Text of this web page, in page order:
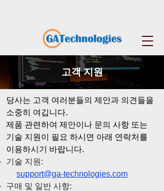
​고객 지원
​당사는 고객 여러분들의 제안과 의견들을
소중히 여깁니다.
제품 관련하여 제안이나 문의 사항 또는
기술 지원이 필요 하시면 아래 연락처를
이용하시기 바랍니다.
기술 지원:
support@ga-technologies.com
구매 및 일반 사항: